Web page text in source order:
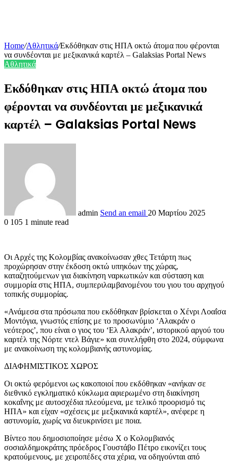
Home/Αθλητικά/Εκδόθηκαν στις ΗΠΑ οκτώ άτομα που φέρονται
να συνδέονται με μεξικανικά καρτέλ – Galaksias Portal News
Αθλητικά
Εκδόθηκαν στις ΗΠΑ οκτώ άτομα που
φέρονται να συνδέονται με μεξικανικά
καρτέλ – Galaksias Portal News
admin Send an email 20 Μαρτίου 2025
0 105 1 minute read
Οι Αρχές της Κολομβίας ανακοίνωσαν χθες Τετάρτη πως
προχώρησαν στην έκδοση οκτώ υπηκόων της χώρας,
καταζητούμενων για διακίνηση ναρκωτικών και σύσταση και
συμμορία στις ΗΠΑ, συμπεριλαμβανομένου του γιου του αρχηγού
τοπικής συμμορίας.
«Ανάμεσα στα πρόσωπα που εκδόθηκαν βρίσκεται ο Χένρι Λοαΐσα
Μοντόγια, γνωστός επίσης με το προσωνύμιο ‘Αλακράν ο
νεότερος’, που είναι ο γιος του ‘Ελ Αλακράν’, ιστορικού αργού του
καρτέλ της Νόρτε ντελ Βάγιε» και συνελήφθη στο 2024, σύμφωνα
με ανακοίνωση της κολομβιανής αστυνομίας.
ΔΙΑΦΗΜΙΣΤΙΚΟΣ ΧΩΡΟΣ
Οι οκτώ φερόμενοι ως κακοποιοί που εκδόθηκαν «ανήκαν σε
διεθνικό εγκληματικό κύκλωμα αφιερωμένο στη διακίνηση
κοκαΐνης με αυτοσχέδια πλεούμενα, με τελικό προορισμό τις
ΗΠΑ» και είχαν «σχέσεις με μεξικανικά καρτέλ», ανέφερε η
αστυνομία, χωρίς να διευκρινίσει με ποια.
Βίντεο που δημοσιοποίησε μέσω X ο Κολομβιανός
σοσιαλδημοκράτης πρόεδρος Γουστάβο Πέτρο εικονίζει τους
κρατούμενους, με χειροπέδες στα χέρια, να οδηγούνται από